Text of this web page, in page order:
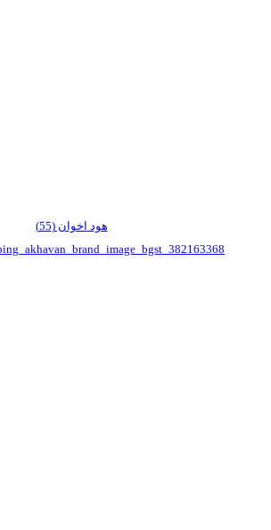
هود اخوان (55)